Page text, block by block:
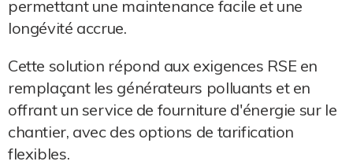
permettant une maintenance facile et une
longévité accrue.
Cette solution répond aux exigences RSE en
remplaçant les générateurs polluants et en
offrant un service de fourniture d'énergie sur le
chantier, avec des options de tarification
flexibles.